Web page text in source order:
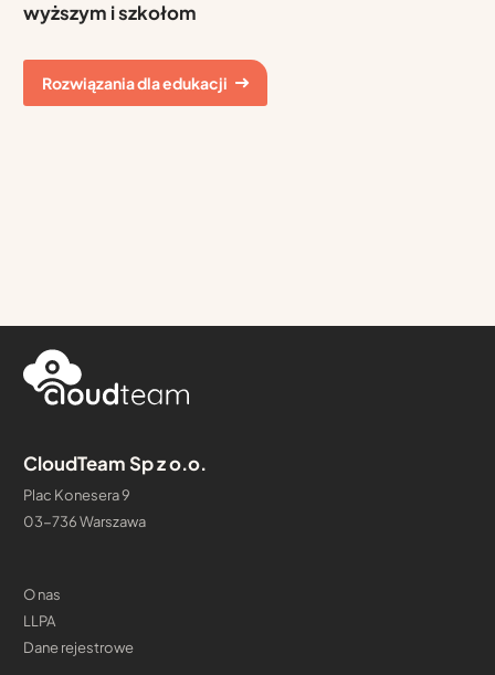
wyższym i szkołom
Rozwiązania dla edukacji
CloudTeam Sp z o.o.
Plac Konesera 9
03-736 Warszawa
O nas
LLPA
Dane rejestrowe